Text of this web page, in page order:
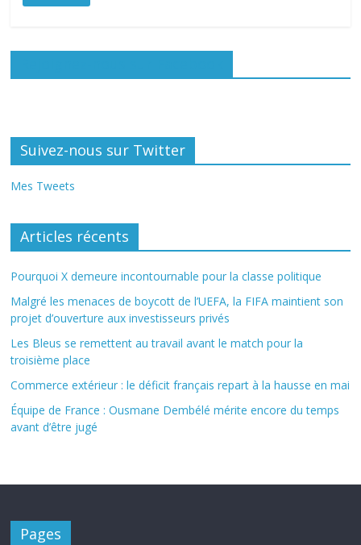
Suivez-nous sur Twitter
Mes Tweets
Articles récents
Pourquoi X demeure incontournable pour la classe politique
Malgré les menaces de boycott de l’UEFA, la FIFA maintient son
projet d’ouverture aux investisseurs privés
Les Bleus se remettent au travail avant le match pour la
troisième place
Commerce extérieur : le déficit français repart à la hausse en mai
Équipe de France : Ousmane Dembélé mérite encore du temps
avant d’être jugé
Pages